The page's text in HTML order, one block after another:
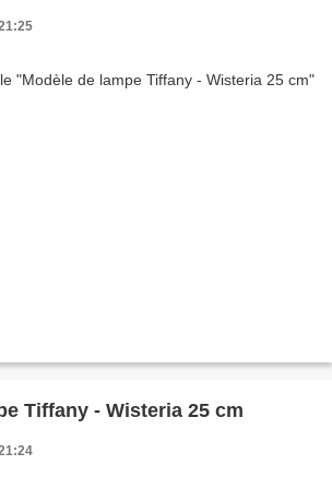
Tiffany - Wisteria 25 cm